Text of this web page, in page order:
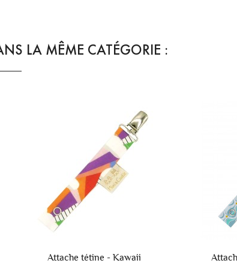
LA MÊME CATÉGORIE :
Attache tétine - Motif "Archi"